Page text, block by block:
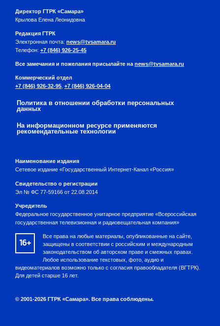
Директор ГТРК «Самара»
Крылова Елена Леонидовна
Редакция ГТРК
Электронная почта: news@tvsamara.ru
Телефон: +7 (846) 926-25-45
Все замечания и пожелания присылайте на news@tvsamara.ru
Коммерческий отдел
+7 (846) 926-32-95 +7 (846) 926-04-04
Политика в отношении обработки персональных
данных
На информационном ресурсе применяются
рекомендательные технологии
Наименование издания
Сетевое издание «Государственный Интернет-Канал «Россия»
Свидетельство о регистрации
Эл № ФС 77-59166 от 22.08.2014
Учредитель
Федеральное государственное унитарное предприятие «Всероссийская
государственная телевизионная и радиовещательная компания»
16+
Все права на любые материалы, опубликованные на сайте,
защищены в соответствии с российским и международным
законодательством об авторском праве и смежных правах.
Любое использование текстовых, фото, аудио и
видеоматериалов возможно только с согласия правообладателя (ВГТРК).
Для детей старше 16 лет.
© 2001-2026 ГТРК «Самара». Все права соблюдены.